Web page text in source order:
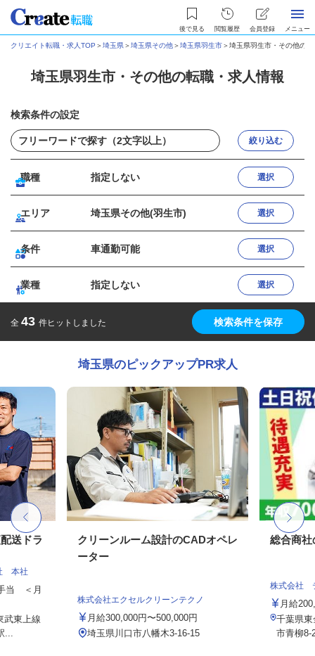
後で見る 閲覧履歴 会員登録 メニュー
クリエイト転職・求人TOP ＞埼玉県＞埼玉県その他＞埼玉県羽生市＞埼玉県羽生市・その他の
埼玉県羽生市・その他の転職・求人情報
検索条件の設定
絞り込む
職種 指定しない 選択
エリア 埼玉県その他(羽生市) 選択
条件 車通勤可能 選択
業種 指定しない 選択
全 43 件ヒットしました 検索条件を保存
埼玉県のピックアップPR求人
送ドラ
本社
当 ＜月
武東上線
クリーンルーム設計のCADオペレ
ーター
株式会社エクセルクリーンテクノ
月給300,000円〜500,000円
埼玉県川口市八幡木3-16-15
総合商社
株式会社
月給
千葉県東
市青柳8-